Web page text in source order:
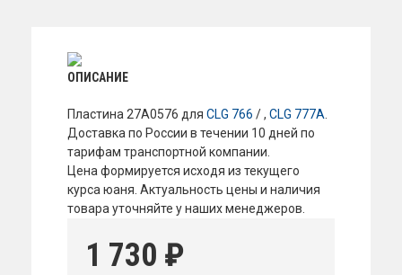
ОПИСАНИЕ
Пластина 27A0576 для CLG 766 / , CLG 777A
Доставка по России в течении 10 дней по
тарифам транспортной компании.
Цена формируется исходя из текущего
курса юаня. Актуальность цены и наличия
товара уточняйте у наших менеджеров.
1 730 ₽